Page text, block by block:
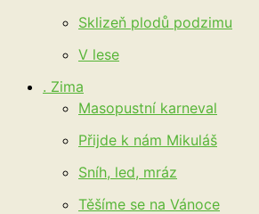
Sklizeň plodů podzimu
V lese
. Zima
Masopustní karneval
Přijde k nám Mikuláš
Sníh, led, mráz
Těšíme se na Vánoce